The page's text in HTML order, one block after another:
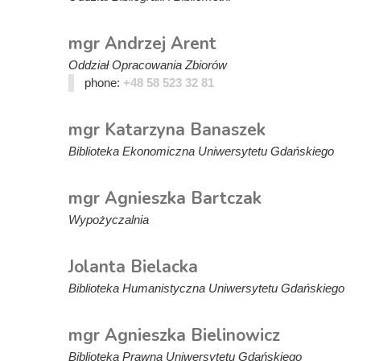
mgr Andrzej Arent
Oddział Opracowania Zbiorów
phone: +48 58 523 32 81
mgr Katarzyna Banaszek
Biblioteka Ekonomiczna Uniwersytetu Gdańskiego
mgr Agnieszka Bartczak
Wypożyczalnia
Jolanta Bielacka
Biblioteka Humanistyczna Uniwersytetu Gdańskiego
mgr Agnieszka Bielinowicz
Biblioteka Prawna Uniwersytetu Gdańskiego